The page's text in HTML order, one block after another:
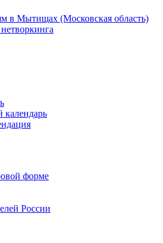
в Мытищах (Московская область)
календарь
форме
России